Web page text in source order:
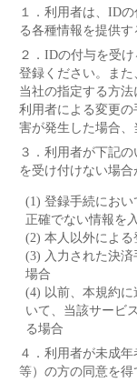
１． 利用者は、ID
る各種情報を提供す
２． IDの付与を受
登録ください。ま
当社の指定する方法
利用者による変更
害が発生した場合、
３． 利用者が下記
を受け付けない場合
(1) 登録手続にお
正確でない情報を
(2) 本人以外によ
(3) 入力された決
場合
(4) 以前、本規約
いて、当該サービ
る場合
４． 利用者が未成
等）の方の同意を